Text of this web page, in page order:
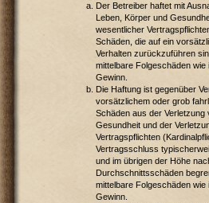
Der Betreiber haftet mit
Leben, Körper und
wesentlicher
Schäden, die auf ein
Verhalten zurückzuführen
mittelbare Folgeschäden
Gewinn.
Die Haftung ist gegenüber
vorsätzlichem oder grob
Schäden aus der Verletzung
Gesundheit und der
Vertragspflichten
Vertragsschluss
und im übrigen der Höhe
Durchschnittsschäden
mittelbare Folgeschäden
Gewinn.